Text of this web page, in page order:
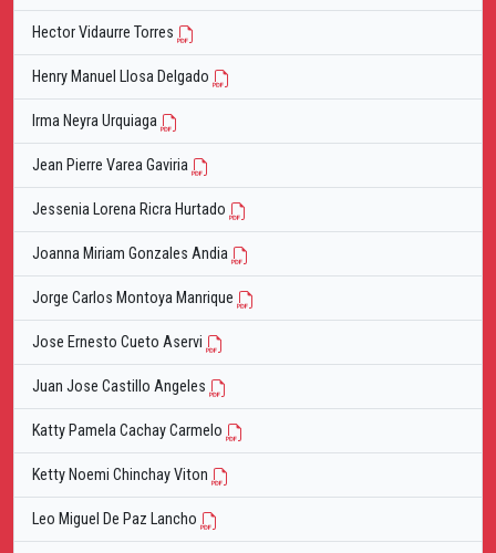
Hector Vidaurre Torres
Henry Manuel Llosa Delgado
Irma Neyra Urquiaga
Jean Pierre Varea Gaviria
Jessenia Lorena Ricra Hurtado
Joanna Miriam Gonzales Andia
Jorge Carlos Montoya Manrique
Jose Ernesto Cueto Aservi
Juan Jose Castillo Angeles
Katty Pamela Cachay Carmelo
Ketty Noemi Chinchay Viton
Leo Miguel De Paz Lancho